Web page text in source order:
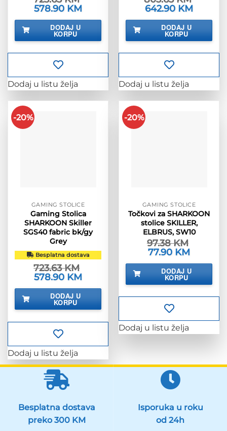
Izvorna
cijena
bila
723.63 KM.
578.90 KM
je:
DODAJ U
KORPU
Dodaj u listu želja
Izvorna
cijena
bila
803.63 KM.
642.90 KM
je:
DODAJ U
KORPU
Dodaj u listu želja
-20%
GAMING STOLICE
Gaming Stolica
SHARKOON Skiller
SGS40 fabric bk/gy
Grey
Besplatna dostava
723.63KM
Izvorna
cijena
bila
723.63 KM.
578.90 KM
je:
578.90 KM.
DODAJ U
KORPU
Dodaj u listu želja
-20%
GAMING STOLICE
Točkovi za SHARKOON
stolice SKILLER,
ELBRUS, SW10
97.38KM
Izvorna
cijena
bila
97.38 KM.
77.90 KM
je:
77.90 KM.
DODAJ U
KORPU
Dodaj u listu želja
Besplatna dostava
preko 300 KM
Isporuka u roku
od 24h